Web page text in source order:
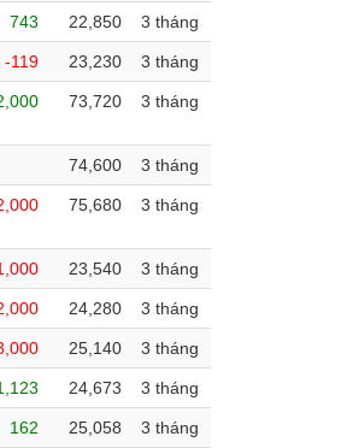
743 22,850 3 tháng
-119 23,230 3 tháng
73,720 3 tháng
74,600 3 tháng
75,680 3 tháng
23,540 3 tháng
24,280 3 tháng
25,140 3 tháng
24,673 3 tháng
162 25,058 3 tháng